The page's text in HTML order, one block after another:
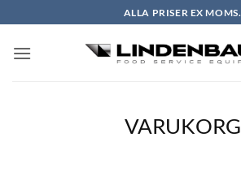
to
content
ALLA PRISER EX MOMS.
VARUKORG